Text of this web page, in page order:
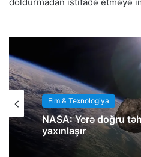
Elm & Texnologiya
NASA: Yerə doğru
yaxınlaşır